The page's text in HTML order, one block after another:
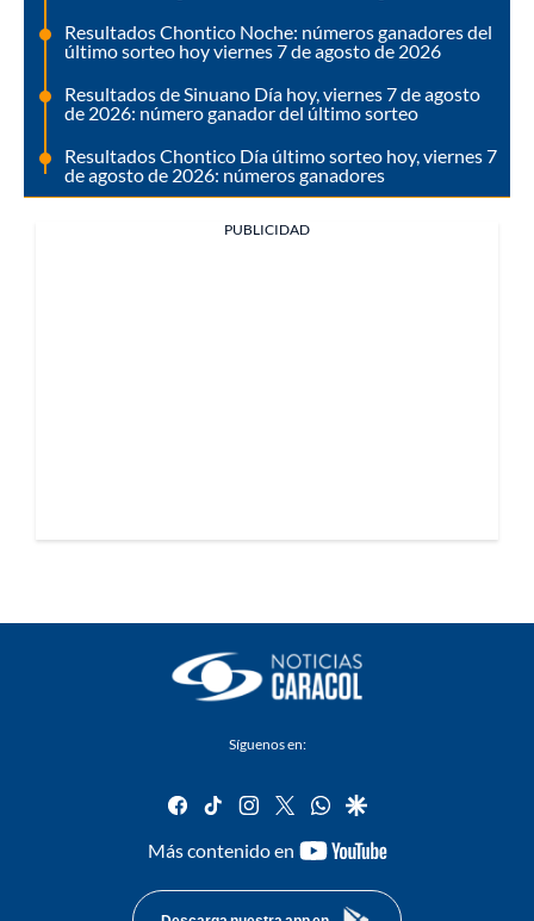
Resultados Chontico Noche: números ganadores del
último sorteo hoy viernes 7 de agosto de 2026
Resultados de Sinuano Día hoy, viernes 7 de agosto
de 2026: número ganador del último sorteo
Resultados Chontico Día último sorteo hoy, viernes 7
de agosto de 2026: números ganadores
PUBLICIDAD
Síguenos en:
facebook
tiktok instagram
twitterwhatsapp
google
Más contenido en
youtube-